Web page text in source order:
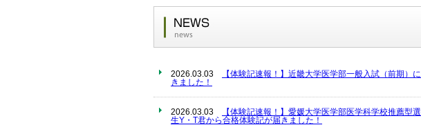
2026.03.03
【体験記速報！】近畿大学医学部一般入試（前期）
きました！
2026.03.03
【体験記速報！】愛媛大学医学部医学科学校推薦
生Y・T君から合格体験記が届きました！